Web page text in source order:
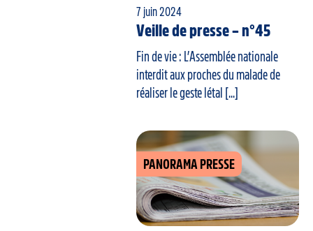
7 juin 2024
Veille de presse – n°45
Fin de vie : L’Assemblée nationale
interdit aux proches du malade de
réaliser le geste létal [...]
PANORAMA PRESSE